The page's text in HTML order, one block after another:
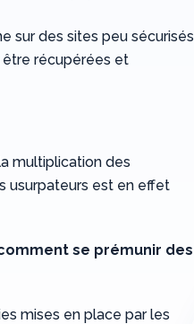
sur des sites peu sécurisés
être récupérées et
multiplication des
usurpateurs est en effet
se prémunir des
mises en place par les